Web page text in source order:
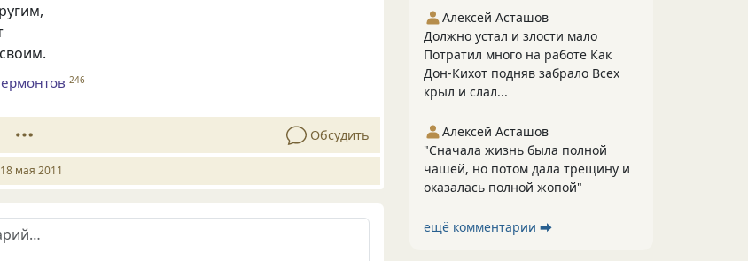
246
Обсудить
18 мая 2011
Алексей Асташов
Должно устал и злости мало
Потратил много на работе Как
Дон-Кихот подняв забрало Всех
крыл и слал...
Алексей Асташов
"Сначала жизнь была полной
чашей, но потом дала трещину и
оказалась полной жопой"
ещё комментарии ⮕